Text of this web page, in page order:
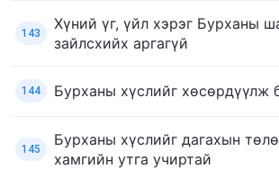
143
Хүний үг, үйл хэрэг Бурханы
зайлсхийх аргагүй
144 Бурханы хүслийг хөсөрдүүлж
145
Бурханы хүслийг дагахын
хамгийн утга учиртай